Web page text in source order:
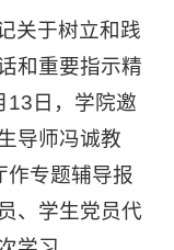
关于树立和践
和重要指示精
13日，学院邀
导师冯诚教
作专题辅导报
、学生党员代